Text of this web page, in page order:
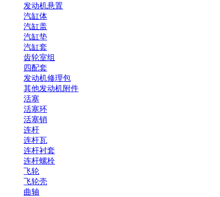
发动机悬置
汽缸体
汽缸盖
汽缸垫
汽缸套
齿轮室组
四配套
发动机修理包
其他发动机附件
活塞
活塞环
活塞销
连杆
连杆瓦
连杆衬套
连杆螺栓
飞轮
飞轮壳
曲轴